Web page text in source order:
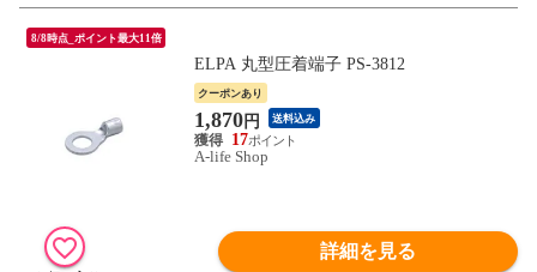
8/8時点_ポイント最大11倍
ELPA 丸型圧着端子 PS-3812
クーポンあり
1,870円 送料込み
17
A-life Shop
詳細を見る